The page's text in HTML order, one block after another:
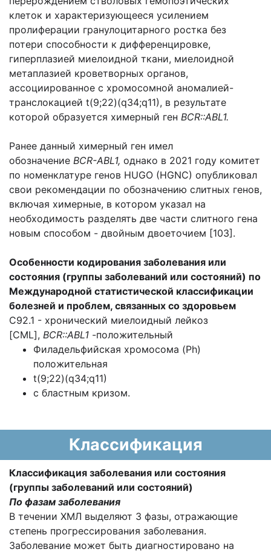
клеток и характеризующееся усилением
пролиферации гранулоцитарного ростка без
потери способности к дифференцировке,
гиперплазией миелоидной ткани, миелоидной
метаплазией кроветворных органов,
ассоциированное с хромосомной аномалией-
транслокацией t(9;22)(q34;q11), в результате
которой образуется химерный ген BCR::ABL1.
Ранее данный химерный ген имел
обозначение BCR-ABL1, однако в 2021 году комитет
по номенклатуре генов HUGO (HGNC) опубликовал
свои рекомендации по обозначению слитных генов,
включая химерные, в котором указал на
необходимость разделять две части слитного гена
новым способом - двойным двоеточием [103].
Особенности кодирования заболевания или
состояния (группы заболеваний или состояний) по
Международной статистической классификации
болезней и проблем, связанных со здоровьем
C92.1 - хронический миелоидный лейкоз
[CML], BCR::ABL1 -положительный
Филадельфийская хромосома (Ph)
положительная
t(9;22)(q34;q11)
с бластным кризом.
Классификация
Классификация заболевания или состояния
(группы заболеваний или состояний)
По фазам заболевания
В течении ХМЛ выделяют 3 фазы, отражающие
степень прогрессирования заболевания.
Заболевание может быть диагностировано на